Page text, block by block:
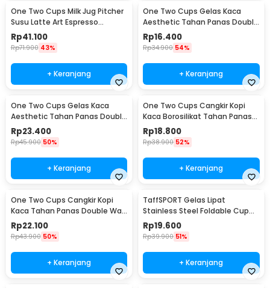
One Two Cups Milk Jug Pitcher
Susu Latte Art Espresso
Stainless Steel 350ml - 10084
Rp41.100
Rp71.900 43%
+ Keranjang
One Two Cups Gelas Kaca
Aesthetic Tahan Panas Double
Wall Glass 250ml - PLY1704
Rp16.400
Rp34.900 54%
+ Keranjang
One Two Cups Gelas Kaca
Aesthetic Tahan Panas Double
Wall Glass 433ml - PLY1704
Rp23.400
Rp45.900 50%
+ Keranjang
One Two Cups Cangkir Kopi
Kaca Borosilikat Tahan Panas
Double Wall Cup 160ml
Rp18.800
Rp38.900 52%
+ Keranjang
One Two Cups Cangkir Kopi
Kaca Tahan Panas Double Wall
Cup 180ml - DOME240
Rp22.100
Rp43.900 50%
+ Keranjang
TaffSPORT Gelas Lipat
Stainless Steel Foldable Cup
Carabiner 240ml - F180
Rp19.600
Rp39.900 51%
+ Keranjang